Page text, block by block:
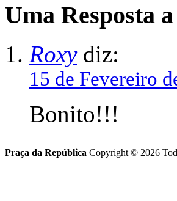
Uma Resposta
Roxydiz:
15 de Fevereiro
Bonito!!!
Praça da República Copyright © 2026